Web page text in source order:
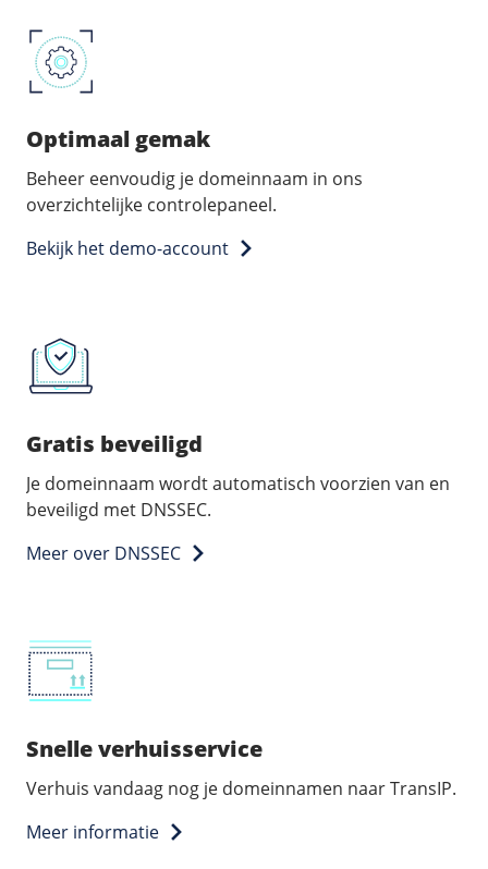
Optimaal gemak
Beheer eenvoudig je domeinnaam in ons
overzichtelijke controlepaneel.
Bekijk het demo-account
Gratis beveiligd
Je domeinnaam wordt automatisch voorzien van en
beveiligd met DNSSEC.
Meer over DNSSEC
Snelle verhuisservice
Verhuis vandaag nog je domeinnamen naar TransIP.
Meer informatie